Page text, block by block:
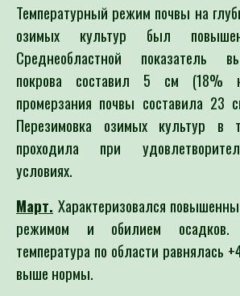
Температурный режим почвы на
озимых культур был
Среднеобластной показатель
покрова составил 5 см (18%
промерзания почвы составила 23
Перезимовка озимых культур в
проходила при
условиях.
Март. Характеризовался
режимом и обилием осадков.
температура по области равнялась
выше нормы.